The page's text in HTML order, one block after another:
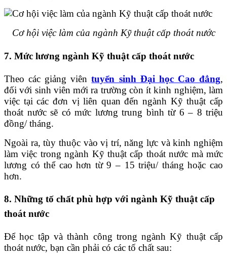
Cơ hội việc làm của ngành Kỹ thuật cấp thoát nước
7. Mức lương ngành Kỹ thuật cấp thoát nước
Theo các giảng viêntuyển sinh Đại học Cao đẳng,
đối với sinh viên mới ra trường còn ít kinh nghiệm, làm
việc tại các đơn vị liên quan đến ngành Kỹ thuật cấp
thoát nước sẽ có mức lương trung bình từ 6 – 8 triệu
đồng/ tháng.
Ngoài ra, tùy thuộc vào vị trí, năng lực và kinh nghiệm
làm việc trong ngành Kỹ thuật cấp thoát nước mà mức
lương có thể cao hơn từ 9 – 15 triệu/ tháng hoặc cao
hơn.
8. Những tố chất phù hợp với ngành Kỹ thuật cấp
thoát nước
Để học tập và thành công trong ngành Kỹ thuật cấp
thoát nước, bạn cần phải có các tố chất sau: